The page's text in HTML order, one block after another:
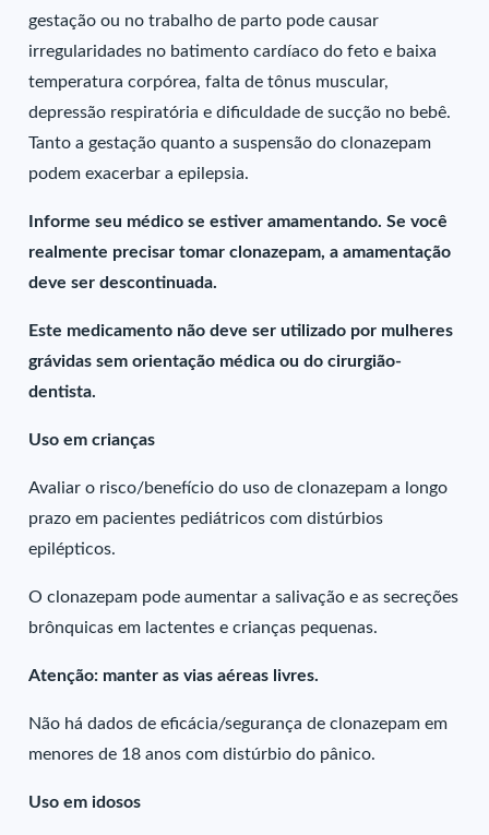
gestação ou no trabalho de parto pode causar
irregularidades no batimento cardíaco do feto e baixa
temperatura corpórea, falta de tônus muscular,
depressão respiratória e dificuldade de sucção no bebê.
Tanto a gestação quanto a suspensão do clonazepam
podem exacerbar a epilepsia.
Informe seu médico se estiver amamentando. Se você
realmente precisar tomar clonazepam, a amamentação
deve ser descontinuada.
Este medicamento não deve ser utilizado por mulheres
grávidas sem orientação médica ou do cirurgião-
dentista.
Uso em crianças
Avaliar o risco/benefício do uso de clonazepam a longo
prazo em pacientes pediátricos com distúrbios
epilépticos.
O clonazepam pode aumentar a salivação e as secreções
brônquicas em lactentes e crianças pequenas.
Atenção: manter as vias aéreas livres.
Não há dados de eficácia/segurança de clonazepam em
menores de 18 anos com distúrbio do pânico.
Uso em idosos